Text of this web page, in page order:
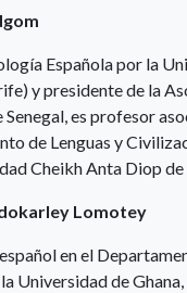
Española por la
y presidente de la
es profesor
de Lenguas y
Cheikh Anta Diop de
Lomotey
en el
Universidad de